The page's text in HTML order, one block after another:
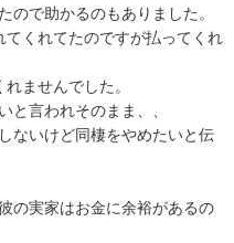
ので助かるのもありました。
くれてたのですが払ってくれ
ませんでした。
と言われそのまま、、
ないけど同棲をやめたいと伝
の実家はお金に余裕があるの